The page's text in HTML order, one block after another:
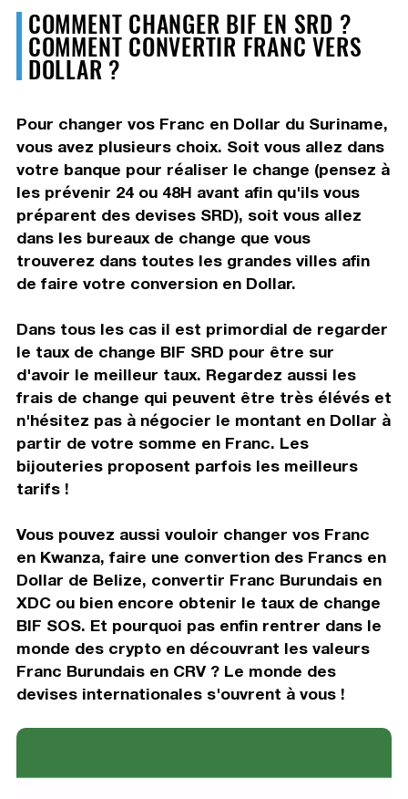
COMMENT CHANGER BIF EN SRD ?
COMMENT CONVERTIR FRANC VERS
DOLLAR ?
Pour changer vos Franc en Dollar du Suriname,
vous avez plusieurs choix. Soit vous allez dans
votre banque pour réaliser le change (pensez à
les prévenir 24 ou 48H avant afin qu'ils vous
préparent des devises SRD), soit vous allez
dans les bureaux de change que vous
trouverez dans toutes les grandes villes afin
de faire votre conversion en Dollar.
Dans tous les cas il est primordial de regarder
le taux de change BIF SRD pour être sur
d'avoir le meilleur taux. Regardez aussi les
frais de change qui peuvent être très élévés et
n'hésitez pas à négocier le montant en Dollar à
partir de votre somme en Franc. Les
bijouteries proposent parfois les meilleurs
tarifs !
Vous pouvez aussi vouloir changer vos Franc
en Kwanza, faire une convertion des Francs en
Dollar de Belize, convertir Franc Burundais en
XDC ou bien encore obtenir le taux de change
BIF SOS. Et pourquoi pas enfin rentrer dans le
monde des crypto en découvrant les valeurs
Franc Burundais en CRV ? Le monde des
devises internationales s'ouvrent à vous !